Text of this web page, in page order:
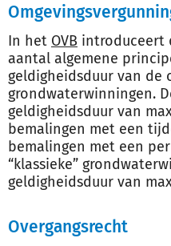
In het OVB introduceert
aantal algemene
geldigheidsduur van de
grondwaterwinningen.
geldigheidsduur van
bemalingen met een
bemalingen met een
“klassieke”
geldigheidsduur van
Overgangsrecht